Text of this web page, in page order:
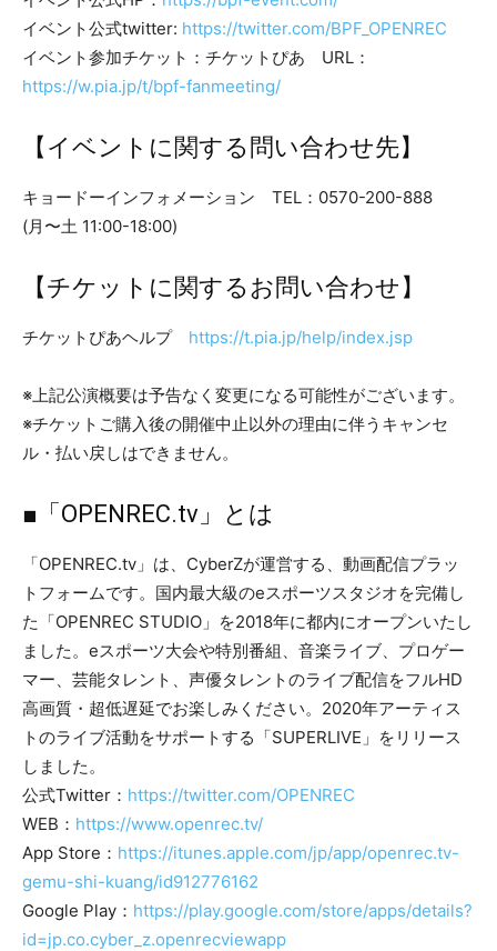
イベント公式twitter: https://twitter.com/BPF_OPENREC
イベント参加チケット：チケットぴあ URL：
https://w.pia.jp/t/bpf-fanmeeting/
【イベントに関する問い合わせ先】
キョードーインフォメーション TEL：0570-200-888
(月〜土 11:00-18:00)
【チケットに関するお問い合わせ】
チケットぴあヘルプ https://t.pia.jp/help/index.jsp
※上記公演概要は予告なく変更になる可能性がございます。
※チケットご購入後の開催中止以外の理由に伴うキャンセ
ル・払い戻しはできません。
■「OPENREC.tv」とは
「OPENREC.tv」は、CyberZが運営する、動画配信プラッ
トフォームです。国内最大級のeスポーツスタジオを完備し
た「OPENREC STUDIO」を2018年に都内にオープンいたし
ました。eスポーツ大会や特別番組、音楽ライブ、プロゲー
マー、芸能タレント、声優タレントのライブ配信をフルHD
高画質・超低遅延でお楽しみください。2020年アーティス
トのライブ活動をサポートする「SUPERLIVE」をリリース
しました。
公式Twitter： https://twitter.com/OPENREC
WEB： https://www.openrec.tv/
App Store： https://itunes.apple.com/jp/app/openrec.tv-
gemu-shi-kuang/id912776162
Google Play： https://play.google.com/store/apps/details?
id=jp.co.cyber_z.openrecviewapp